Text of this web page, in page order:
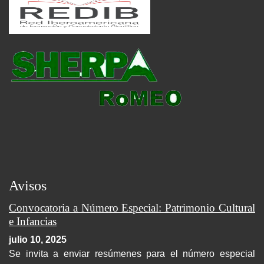
Avisos
Convocatoria a Número Especial: Patrimonio Cultural
e Infancias
julio 10, 2025
Se invita a enviar resúmenes para el número especial